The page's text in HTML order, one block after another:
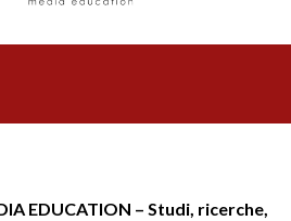
EDUCATION – Studi, ricerche,